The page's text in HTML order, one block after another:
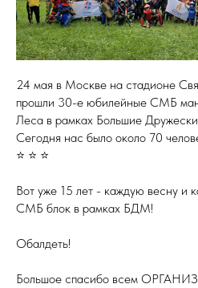
24 мая в Москве на стадионе
прошли 30-е юбилейные СМБ
Леса в рамках Большие
Сегодня нас было около 70
⭐️ ⭐️ ⭐️
Вот уже 15 лет - каждую весну и
СМБ блок в рамках БДМ!
Обалдеть!
Большое спасибо всем